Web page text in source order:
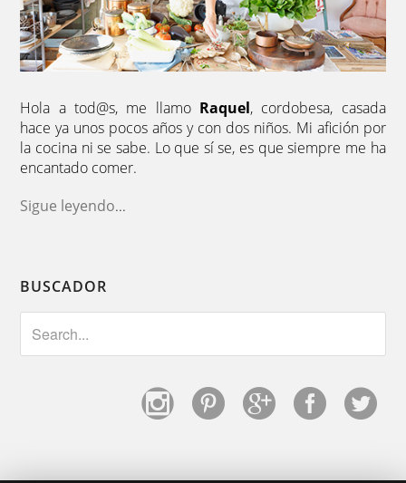
Hola a tod@s, me llamo Raquel, cordobesa, casada
hace ya unos pocos años y con dos niños. Mi afición por
la cocina ni se sabe. Lo que sí se, es que siempre me ha
encantado comer.
Sigue leyendo...
BUSCADOR